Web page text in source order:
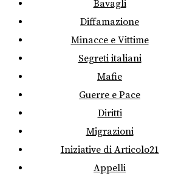
Bavagli
Diffamazione
Minacce e Vittime
Segreti italiani
Mafie
Guerre e Pace
Diritti
Migrazioni
Iniziative di Articolo21
Appelli